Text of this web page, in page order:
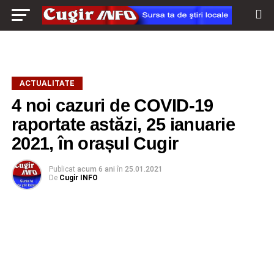
ACTUALITATE
4 noi cazuri de COVID-19
raportate astăzi, 25 ianuarie
2021, în orașul Cugir
Publicat acum 6 ani în 25.01.2021
De Cugir INFO